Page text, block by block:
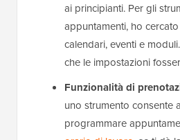
ai principianti. Per gli
appuntamenti, ho
calendari, eventi e
che le impostazioni
Funzionalità di
uno strumento consente
programmare